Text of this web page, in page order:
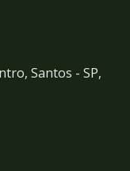
Santos - SP,